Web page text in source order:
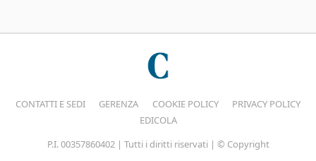
CONTATTI E SEDI GERENZA COOKIE POLICY
PRIVACY POLICY
EDICOLA
P.I. 00357860402 | Tutti i diritti riservati | © Copyright